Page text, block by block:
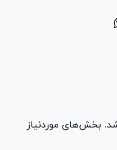
بخش‌های موردنیاز